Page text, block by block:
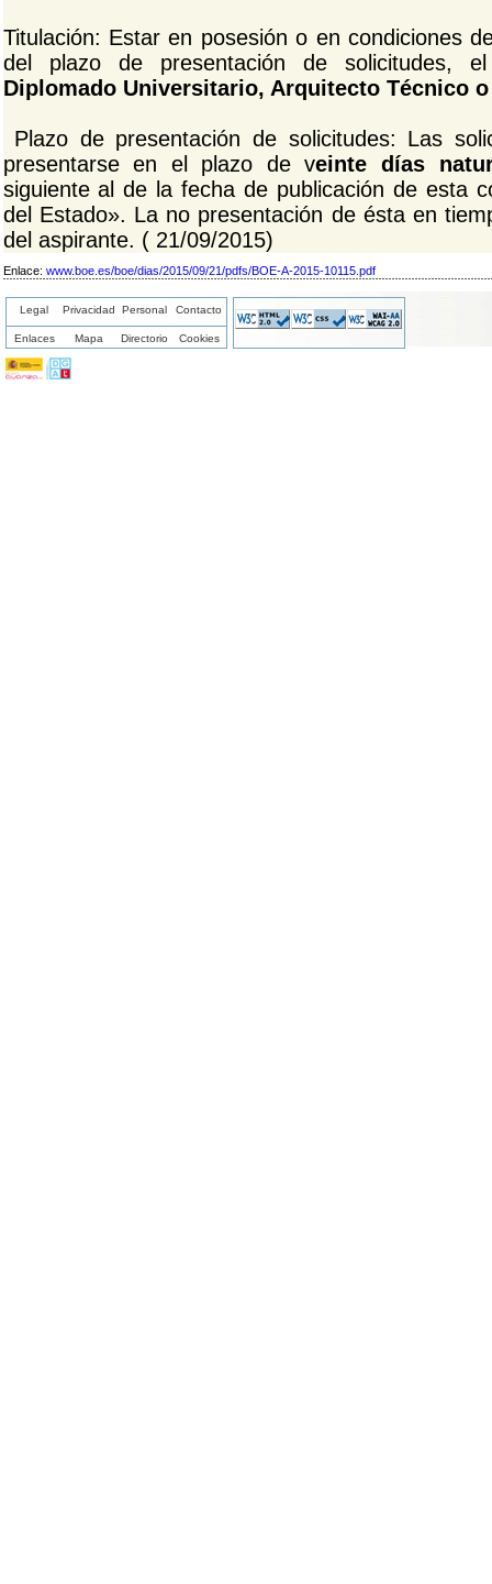
Titulación: Estar en posesión o en condiciones
del plazo de presentación de solicitudes,
Diplomado Universitario, Arquitecto Técnico
Plazo de presentación de solicitudes: Las
presentarse en el plazo de veinte días
siguiente al de la fecha de publicación de esta
del Estado». La no presentación de ésta en
del aspirante. ( 21/09/2015)
Enlace: www.boe.es/boe/dias/2015/09/21/pdfs/BOE-A-2015-10115.pdf
Legal Privacidad Personal Contacto
Enlaces Mapa Directorio Cookies